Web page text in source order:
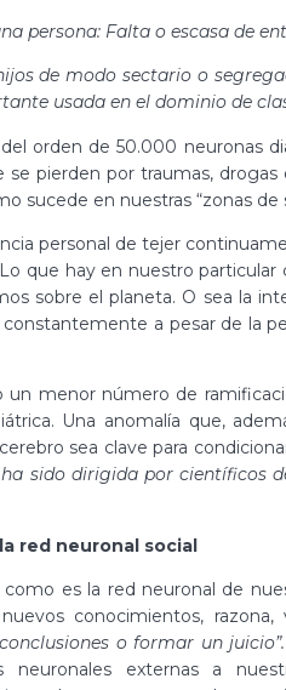
persona: Falta o escasa de
de modo sectario o
usada en el dominio de
orden de 50.000 neuronas
pierden por traumas,
sucede en nuestras “zonas de
personal de tejer
que hay en nuestro
sobre el planeta. O sea la
a pesar de la
un menor número de
Una anomalía que,
sea clave para
sido dirigida por científicos
red neuronal social
es la red neuronal de
conocimientos, razona,
o formar un juicio”.
neuronales externas a